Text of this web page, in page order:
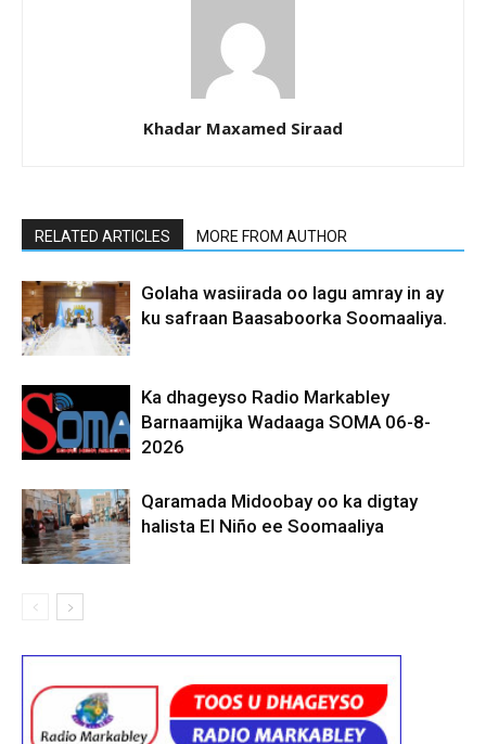
Khadar Maxamed Siraad
RELATED ARTICLES MORE FROM AUTHOR
Golaha wasiirada oo lagu amray in ay
ku safraan Baasaboorka Soomaaliya.
Ka dhageyso Radio Markabley
Barnaamijka Wadaaga SOMA 06-8-
2026
Qaramada Midoobay oo ka digtay
halista El Niño ee Soomaaliya